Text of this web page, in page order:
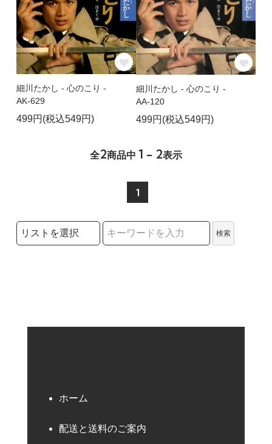
細川たかし - 心のこり -
AK-629
499円(税込549円)
細川たかし - 心のこり -
AA-120
499円(税込549円)
全2商品中 1 - 2表示
1
検索リストの選択
検索
ホーム
配送と送料のご案内